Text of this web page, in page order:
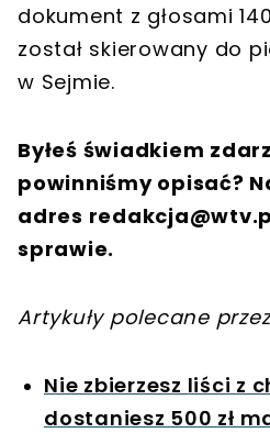
dokument z głosami
został skierowany do
w Sejmie.
Byłeś świadkiem
powinniśmy opisać?
adres
sprawie.
Artykuły polecane
Nie zbierzesz liści z
dostaniesz 500 zł